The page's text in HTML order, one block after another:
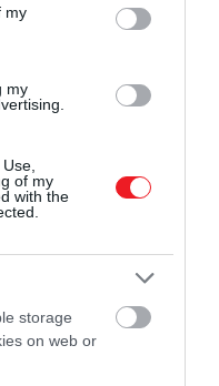
my
my
of my
with the
storage
on web or
három új, sok
igazi
nyomtak,
fel